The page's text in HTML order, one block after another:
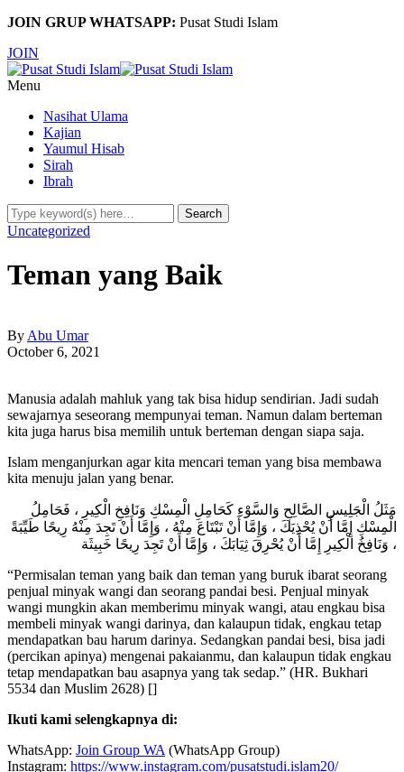
JOIN GRUP WHATSAPP: Pusat Studi Islam
JOIN
Menu
Nasihat Ulama
Kajian
Yaumul Hisab
Sirah
Ibrah
Uncategorized
Teman yang Baik
By Abu Umar
October 6, 2021
Manusia adalah mahluk yang tak bisa hidup sendirian. Jadi sudah
sewajarnya seseorang mempunyai teman. Namun dalam berteman
kita juga harus bisa memilih untuk berteman dengan siapa saja.
Islam menganjurkan agar kita mencari teman yang bisa membawa
kita menuju jalan yang benar.
مَثَلُ الْجَلِيسِ الصَّالِحِ وَالسَّوْءِ كَحَامِلِ الْمِسْكِ وَنَافِخِ الْكِيرِ ، فَحَامِلُ
الْمِسْكِ إِمَّا أَنْ يُحْذِيَكَ ، وَإِمَّا أَنْ تَبْتَاعَ مِنْهُ ، وَإِمَّا أَنْ تَجِدَ مِنْهُ رِيحًا طَيِّبَةً
، وَنَافِخُ الْكِيرِ إِمَّا أَنْ يُحْرِقَ ثِيَابَكَ ، وَإِمَّا أَنْ تَجِدَ رِيحًا خَبِيثَة
“Permisalan teman yang baik dan teman yang buruk ibarat seorang
penjual minyak wangi dan seorang pandai besi. Penjual minyak
wangi mungkin akan memberimu minyak wangi, atau engkau bisa
membeli minyak wangi darinya, dan kalaupun tidak, engkau tetap
mendapatkan bau harum darinya. Sedangkan pandai besi, bisa jadi
(percikan apinya) mengenai pakaianmu, dan kalaupun tidak engkau
tetap mendapatkan bau asapnya yang tak sedap.” (HR. Bukhari
5534 dan Muslim 2628) []
Ikuti kami selengkapnya di:
WhatsApp: Join Group WA (WhatsApp Group)
Instagram: https://www.instagram.com/pusatstudi.islam20/